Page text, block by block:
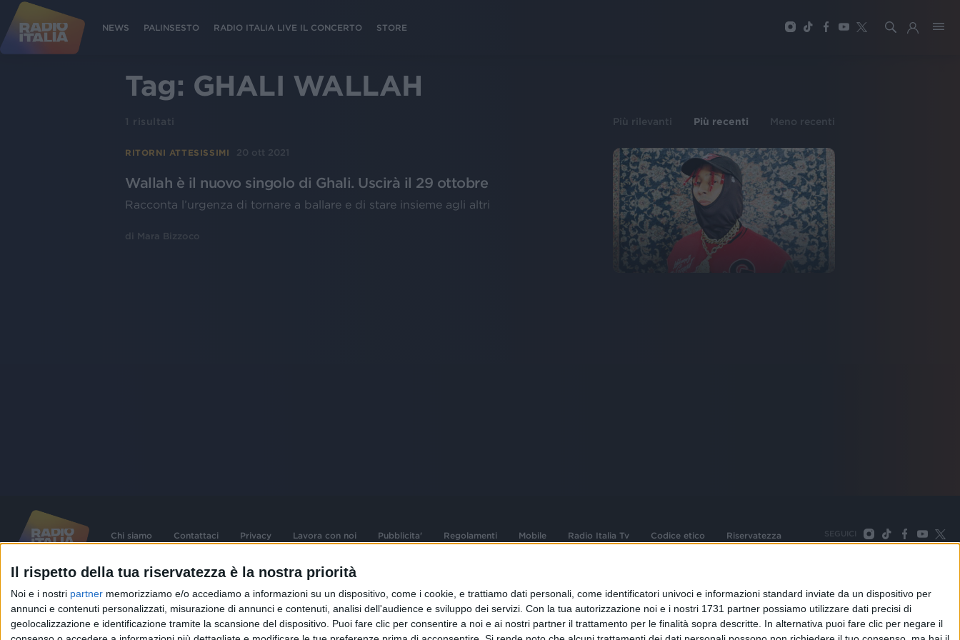
Il rispetto della tua riservatezza è la nostra priorità
Noi e i nostri partner memorizziamo e/o accediamo a informazioni su un dispositivo, come i cookie, e trattiamo dati personali, come identificatori univoci e informazioni standard inviate da un dispositivo per
annunci e contenuti personalizzati, misurazione di annunci e contenuti, analisi dell'audience e sviluppo dei servizi. Con la tua autorizzazione noi e i nostri 1731 partner possiamo utilizzare dati precisi di
geolocalizzazione e identificazione tramite la scansione del dispositivo. Puoi fare clic per consentire a noi e ai nostri partner il trattamento per le finalità sopra descritte. In alternativa puoi fare clic per negare il
NEWS PALINSESTO RADIO ITALIA LIVE IL CONCERTO STORE
Tag: GHALI WALLAH
1 risultati Più rilevanti Più recenti Meno recenti
RITORNI ATTESISSIMI 20 ott 2021
Wallah è il nuovo singolo di Ghali. Uscirà il 29 ottobre
Racconta l’urgenza di tornare a ballare e di stare insieme agli altri
di Mara Bizzoco
Chi siamo Contattaci Privacy Lavora con noi Pubblicita' Regolamenti Mobile Radio Italia Tv Codice etico Riservatezza SEGUICI
©2026RADIO ITALIA S.p.A. P.IVA 06832230152 | Tutti i diritti riservati. Per le opere dell'ingegno
contenute nel sito sono stati assolti gli obblighi derivanti dalla normativa dei diritti d'autore e dei diritti
connessi.
Capitale Sociale € 580.000,00 interamente versato. Iscr. Reg. Imprese Milano - C.F. e n° iscrizione
Sede Amministrativa: Viale Europa 49, 20093 Cologno Monzese (Mi) |Tel. +39 02 254441 | Fax +39
02 25444220
Sede Legale: Via Savona 97, 20144 Milano
TORNA SU